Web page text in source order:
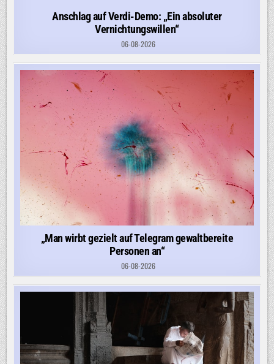
Anschlag auf Verdi-Demo: „Ein absoluter
Vernichtungswillen“
06-08-2026
„Man wirbt gezielt auf Telegram gewaltbereite
Personen an“
06-08-2026